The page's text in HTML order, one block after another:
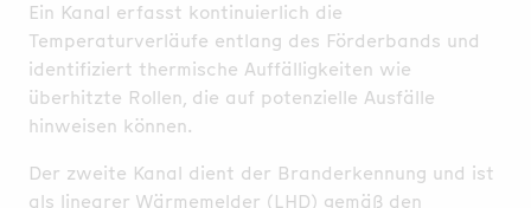
Ein Kanal erfasst kontinuierlich die
Temperaturverläufe entlang des Förderbands und
identifiziert thermische Auffälligkeiten wie
überhitzte Rollen, die auf potenzielle Ausfälle
hinweisen können.
Der zweite Kanal dient der Branderkennung und ist
als linearer Wärmemelder (LHD) gemäß den